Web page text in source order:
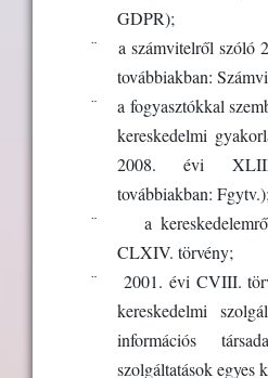
GDPR);
¨ a számvitelről szóló
továbbiakban:
¨
a fogyasztókkal
kereskedelmi
2008. évi
továbbiakban: Fgytv.);
¨
a
CLXIV. törvény;
¨
2001. évi CVIII.
kereskedelmi
információs
szolgáltatások egyes